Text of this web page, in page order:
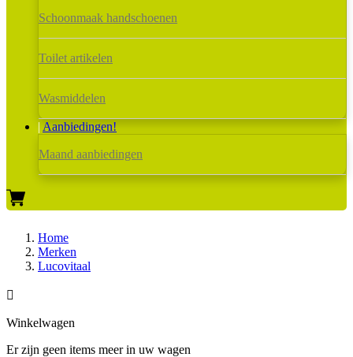
Schoonmaak handschoenen
Toilet artikelen
Wasmiddelen
Aanbiedingen!
Maand aanbiedingen
Home
Merken
Lucovitaal

Winkelwagen
Er zijn geen items meer in uw wagen